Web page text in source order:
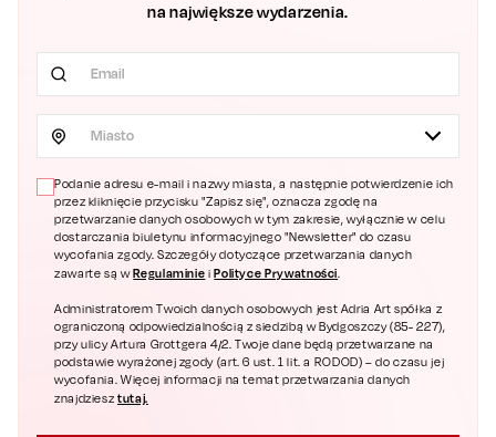
na największe wydarzenia.
Miasto
Podanie adresu e-mail i nazwy miasta, a następnie potwierdzenie ich
przez kliknięcie przycisku "Zapisz się", oznacza zgodę na
przetwarzanie danych osobowych w tym zakresie, wyłącznie w celu
dostarczania biuletynu informacyjnego "Newsletter" do czasu
wycofania zgody. Szczegóły dotyczące przetwarzania danych
zawarte są wRegulaminie iPolityce Prywatności.
Administratorem Twoich danych osobowych jest Adria Art spółka z
ograniczoną odpowiedzialnością z siedzibą w Bydgoszczy (85- 227),
przy ulicy Artura Grottgera 4/2. Twoje dane będą przetwarzane na
podstawie wyrażonej zgody (art. 6 ust. 1 lit. a RODOD) – do czasu jej
wycofania. Więcej informacji na temat przetwarzania danych
znajdziesztutaj.